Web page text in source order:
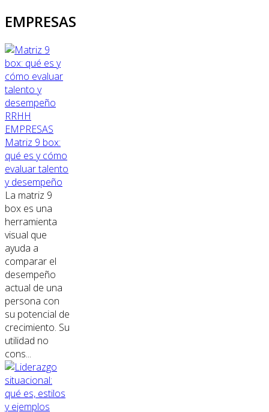
EMPRESAS
RRHH
EMPRESAS
Matriz 9 box:
qué es y cómo
evaluar talento
y desempeño
La matriz 9
box es una
herramienta
visual que
ayuda a
comparar el
desempeño
actual de una
persona con
su potencial de
crecimiento. Su
utilidad no
cons...